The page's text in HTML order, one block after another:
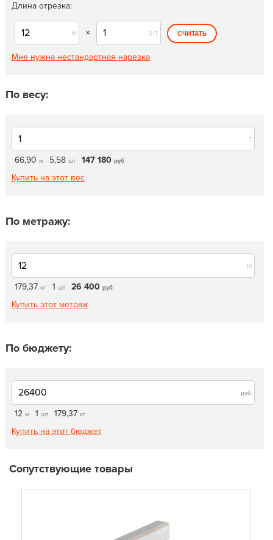
Длина отрезка:
м × шт СЧИТАТЬ
Мне нужна нестандартная нарезка
По весу:
т
66,90 м 5,58 шт 147 180 руб
Купить на этот вес
По метражу:
м
179,37 кг 1 шт 26 400 руб
Купить этот метраж
По бюджету:
руб.
12 м 1 шт 179,37 кг
Купить на этот бюджет
Сопутствующие товары